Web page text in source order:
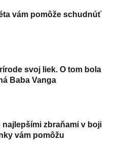
vám pomôže schudnúť
svoj liek. O tom bola
Baba Vanga
najlepšími zbraňami v boji
vám pomôžu